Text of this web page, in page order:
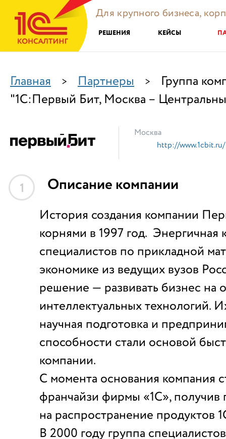
Для крупного бизнеса,
РЕШЕНИЯ КЕЙСЫ
Главная > Партнеры >
Группа
"1С:Первый Бит, Москва –
Москва
http://www.1cbit.ru/
1 Описание компании
История создания компании
корнями в 1997 год. Энергичная
специалистов по прикладной
экономике из ведущих вузов
решение — развивать бизнес на
интеллектуальных технологий.
научная подготовка и
способности стали основой
компании.
С момента основания компания
франчайзи фирмы «1С», получив
на распространение продуктов
В 2000 году группа